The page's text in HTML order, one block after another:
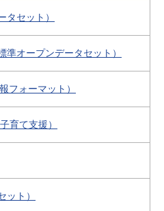
タセット）
オープンデータセット）
フォーマット）
育て支援）
ット）